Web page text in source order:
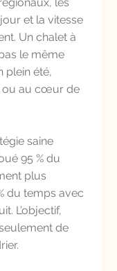
et la vitesse
Un chalet à
le même
plein été,
ou au cœur de
saine
95 % du
plus
du temps avec
L’objectif,
seulement de